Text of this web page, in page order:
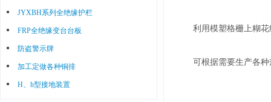
光电研究所所长兼任，铁岭市光电研究所
JYXBH系列全绝缘护栏
FRP全绝缘变台台板
防盗警示牌
加工定做各种铜排
H、h型接地装置
利用模塑格栅上糊
可根据需要生产各